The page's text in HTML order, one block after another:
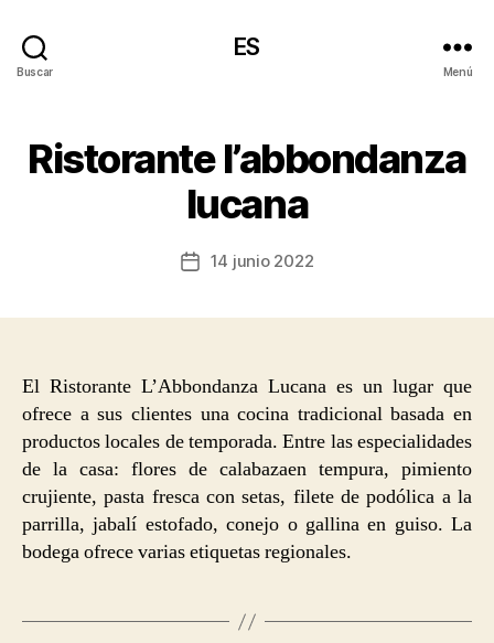
Buscar
ES
Menú
Ristorante l’abbondanza
lucana
Fecha14 junio 2022
El Ristorante L’Abbondanza Lucana es un lugar que
ofrece a sus clientes una cocina tradicional basada en
productos locales de temporada. Entre las especialidades
de la casa: flores de calabazaen tempura, pimiento
crujiente, pasta fresca con setas, filete de podólica a la
parrilla, jabalí estofado, conejo o gallina en guiso. La
bodega ofrece varias etiquetas regionales.